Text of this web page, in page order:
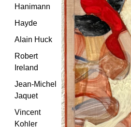
Hanimann
Hayde
Alain Huck
Robert
Ireland
Jean-Michel
Jaquet
Vincent
Kohler